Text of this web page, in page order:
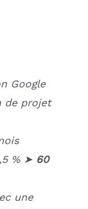
Google
de projet
% ➤ 60
une